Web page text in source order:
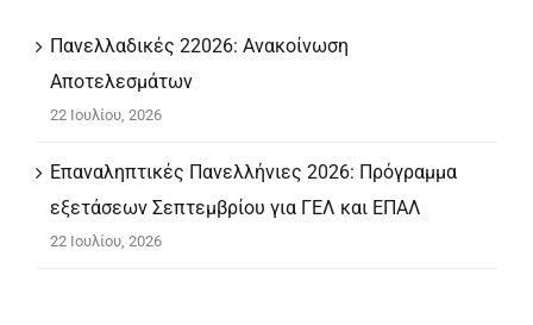
Πανελλαδικές 22026: Ανακοίνωση
Αποτελεσμάτων
22 Ιουλίου, 2026
Επαναληπτικές Πανελλήνιες 2026: Πρόγραμμα
εξετάσεων Σεπτεμβρίου για ΓΕΛ και ΕΠΑΛ
22 Ιουλίου, 2026